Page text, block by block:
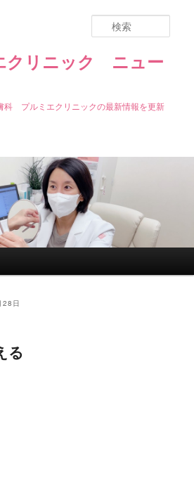
クリニック ニュー
科 プルミエクリニックの最新情報を更新
索
28日
る